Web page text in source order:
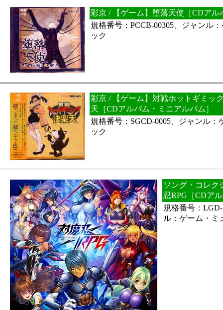
彩京 / 【ゲーム】堕落天使［CDアル
規格番号：PCCB-00305、ジャンル
ック
彩京 / 【ゲーム】対戦ホットギミッ
天［CDアルバム・ミニアルバム］
規格番号：SGCD-0005、ジャンル：
ック
ソング・コレク
忍RPG［CDア
規格番号：
ル：ゲーム・ミ